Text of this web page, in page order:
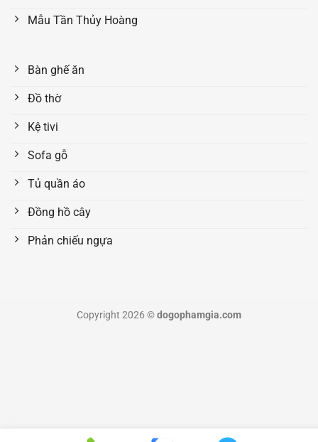
Mẫu Tần Thủy Hoàng
Bàn ghế ăn
Đồ thờ
Kệ tivi
Sofa gỗ
Tủ quần áo
Đồng hồ cây
Phản chiếu ngựa
Copyright 2026 ©dogophamgia.com